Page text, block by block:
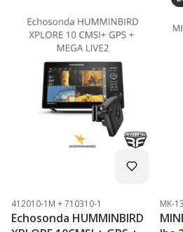
Kod produktu
412010-1M + 710310-1
Echosonda HUMMINBIRD
Kod
MK-